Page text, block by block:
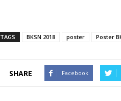
TAGS BKSN 2018 poster Poster
SHARE Facebook